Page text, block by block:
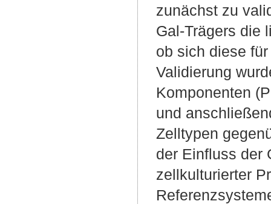
zunächst zu
Gal-Trägers die
ob sich diese
Validierung
Komponenten
und
Zelltypen
der Einfluss der
zellkulturierter